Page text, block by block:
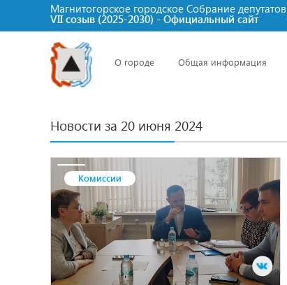
Магнитогорское городское Cобрание депутатов
VII созыв (2025-2030) - Официальный сайт
О городе Общая информация
Новости за 20 июня 2024
Комиссии